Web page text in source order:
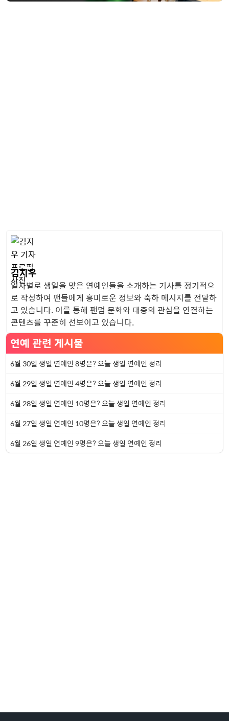
김지우
일자별로 생일을 맞은 연예인들을 소개하는 기사를 정기적으
로 작성하여 팬들에게 흥미로운 정보와 축하 메시지를 전달하
고 있습니다. 이를 통해 팬덤 문화와 대중의 관심을 연결하는
콘텐츠를 꾸준히 선보이고 있습니다.
연예 관련 게시물
6월 30일 생일 연예인 8명은? 오늘 생일 연예인 정리
6월 29일 생일 연예인 4명은? 오늘 생일 연예인 정리
6월 28일 생일 연예인 10명은? 오늘 생일 연예인 정리
6월 27일 생일 연예인 10명은? 오늘 생일 연예인 정리
6월 26일 생일 연예인 9명은? 오늘 생일 연예인 정리